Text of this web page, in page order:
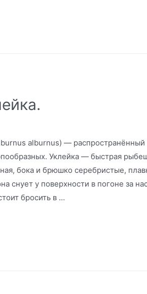
alburnus) —
Уклейка — быстрая
бока и брюшко серебристые,
снует у поверхности в погоне за
бросить в …